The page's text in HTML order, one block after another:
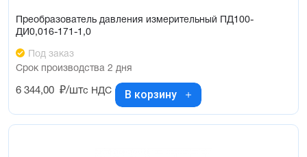
Преобразователь давления измерительный ПД100-
ДИ0,016-171-1,0
Под заказ
Срок производства 2 дня
6 344,00 ₽/штс НДС В корзину